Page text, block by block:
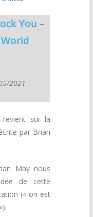
You –
2021
sur la
par Brian
May nous
de cette
(« on est